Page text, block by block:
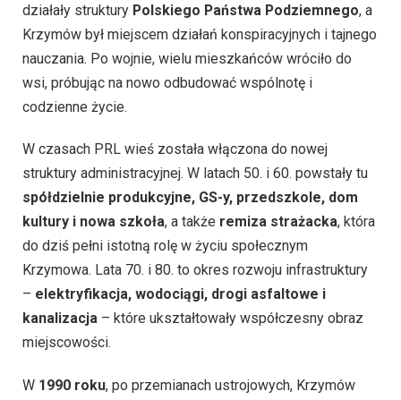
działały struktury Polskiego Państwa Podziemnego, a
Krzymów był miejscem działań konspiracyjnych i tajnego
nauczania. Po wojnie, wielu mieszkańców wróciło do
wsi, próbując na nowo odbudować wspólnotę i
codzienne życie.
W czasach PRL wieś została włączona do nowej
struktury administracyjnej. W latach 50. i 60. powstały tu
spółdzielnie produkcyjne, GS-y, przedszkole, dom
kultury i nowa szkoła, a także remiza strażacka, która
do dziś pełni istotną rolę w życiu społecznym
Krzymowa. Lata 70. i 80. to okres rozwoju infrastruktury
– elektryfikacja, wodociągi, drogi asfaltowe i
kanalizacja – które ukształtowały współczesny obraz
miejscowości.
W 1990 roku, po przemianach ustrojowych, Krzymów